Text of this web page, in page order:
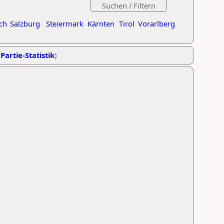
Salzburg Steiermark Kärnten Tirol Vorarlberg
Statistik)